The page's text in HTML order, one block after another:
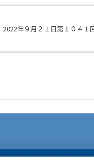
2022年９月２１日第１０４１